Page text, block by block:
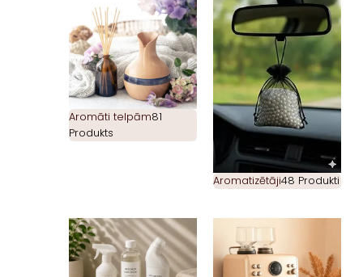
Aromāti telpām81
Produkts
Aromatizētāji48 Produkti